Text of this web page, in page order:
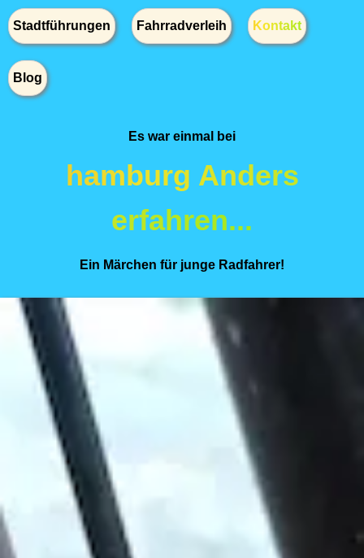
Stadtführungen Fahrradverleih Kontakt
Blog
Es war einmal bei
hamburg Anders
erfahren...
Ein Märchen für junge Radfahrer!